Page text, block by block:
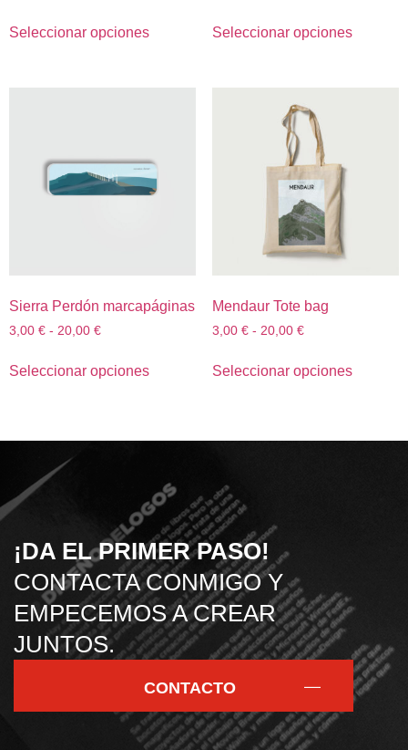
Seleccionar opciones Seleccionar opciones
Sierra Perdón marcapáginas
3,00 € - 20,00 €
Seleccionar opciones
Mendaur Tote bag
3,00 € - 20,00 €
Seleccionar opciones
¡DA EL PRIMER PASO!
CONTACTA CONMIGO Y
EMPECEMOS A CREAR
JUNTOS.
CONTACTO